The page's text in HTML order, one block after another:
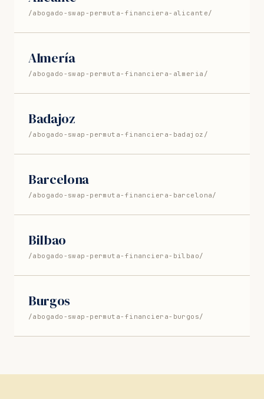
/abogado-swap-permuta-financiera-alicante/
Almería
/abogado-swap-permuta-financiera-almeria/
Badajoz
/abogado-swap-permuta-financiera-badajoz/
Barcelona
/abogado-swap-permuta-financiera-barcelona/
Bilbao
/abogado-swap-permuta-financiera-bilbao/
Burgos
/abogado-swap-permuta-financiera-burgos/